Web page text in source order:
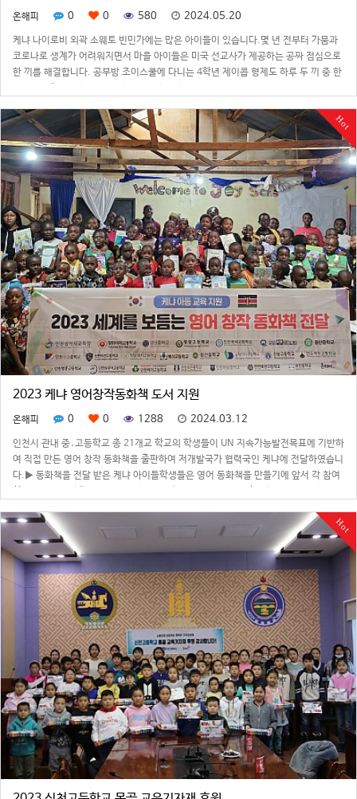
온해피 0 0 580 2024.05.20
케냐 나이로비 외곽 소웨토 빈민가에는 많은 아이들이 있습니다.몇 년 전부터 가뭄과
코로나로 생계가 어려워지면서 마을 아이들은 미국 선교사가 제공하는 공짜 점심으로
한 끼를 해결합니다. 공부방 조이스쿨에 다니는 4학년 제이콥 형제도 하루 두 끼 중 한
Hot
2023 케냐 영어창작동화책 도서 지원
온해피 0 0 1288 2024.03.12
인천시 관내 중․고등학교 총 21개교 학교의 학생들이 UN 지속가능발전목표에 기반하
여 직접 만든 영어 창작 동화책을 출판하여 저개발국가 협력국인 케냐에 전달하였습니
다.▶ 동화책을 전달 받은 케냐 아이들학생들은 영어 동화책을 만들기에 앞서 각 참여
Hot